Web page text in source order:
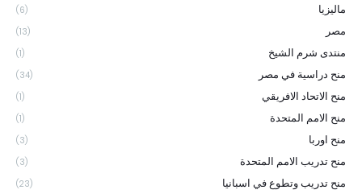
ماليزيا (6)
مصر (13)
منتدى شرم الشيخ (1)
منح دراسية في مصر (34)
منح الاتحاد الافريقي (1)
منح الامم المتحدة (1)
منح اوربا (3)
منح تدريب الامم المتحدة (3)
منح تدريب وتطوع في اسبانيا (23)